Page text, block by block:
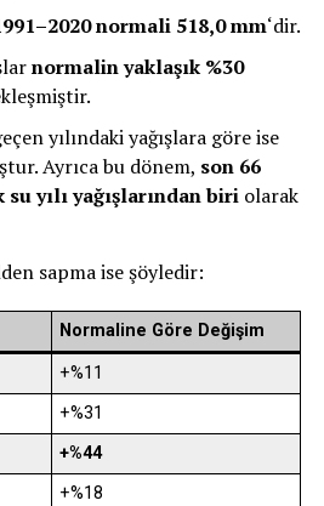
normali 518,0 mm‘dir.
normalin yaklaşık %30
yılındaki yağışlara göre ise
Ayrıca bu dönem, son 66
su yılı yağışlarından biriolarak
sapma ise şöyledir:
Normaline Göre Değişim
+%11
+%31
+%44
+%18